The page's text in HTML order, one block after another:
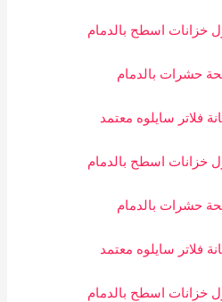
خزانات اسطح بالدمام
حشرات بالدمام
فلاتر سايلوه معتمد
خزانات اسطح بالدمام
حشرات بالدمام
فلاتر سايلوه معتمد
خزانات اسطح بالدمام